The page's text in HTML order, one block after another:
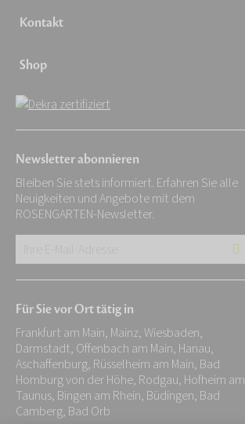
Kontakt
Shop
Newsletter abonnieren
Bleiben Sie stets informiert. Erfahren Sie alle
Neuigkeiten und Angebote mit dem
ROSENGARTEN-Newsletter.
E-
Adresse:
*
Für Sie vor Ort tätig in
Frankfurt am Main, Mainz, Wiesbaden,
Darmstadt, Offenbach am Main, Hanau,
Aschaffenburg, Rüsselheim am Main, Bad
Homburg von der Höhe, Rodgau, Hofheim am
Taunus, Bingen am Rhein, Büdingen, Bad
Camberg, Bad Orb